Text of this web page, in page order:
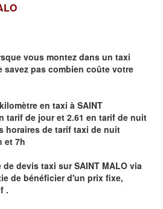
vous montez dans un taxi
savez pas combien coûte votre
en taxi à SAINT
tarif de jour et 2.61 en tarif de nuit
horaires de tarif taxi de nuit
et 7h
de devis taxi surSAINT MALO via
de bénéficierd'un prix fixe,
.